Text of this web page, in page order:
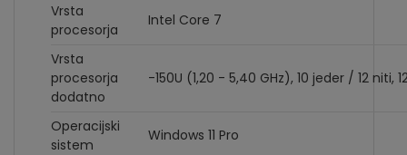
Vrsta
procesorja
Intel Core 7
Vrsta
procesorja
dodatno
-150U (1,20 - 5,40 GHz), 10 jeder / 12 niti,
Operacijski
sistem
Windows 11 Pro